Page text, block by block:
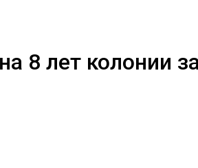
8 лет колонии